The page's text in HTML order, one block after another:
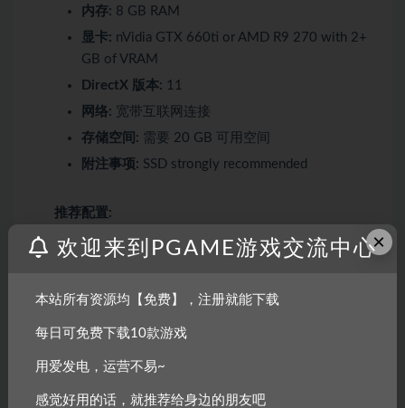
内存: 8 GB RAM
显卡: nVidia GTX 660ti or AMD R9 270 with 2+
GB of VRAM
DirectX 版本: 11
网络: 宽带互联网连接
存储空间: 需要 20 GB 可用空间
附注事项: SSD strongly recommended
推荐配置:
需要 64 位处理器和操作系统
内存: 16 GB RAM
显卡:nVidia GTX 1060 or AMD RX 480 with 4+
×
欢迎来到PGAME游戏交流中心
本站所有资源均【免费】，注册就能下载
每日可免费下载10款游戏
用爱发电，运营不易~
感觉好用的话，就推荐给身边的朋友吧